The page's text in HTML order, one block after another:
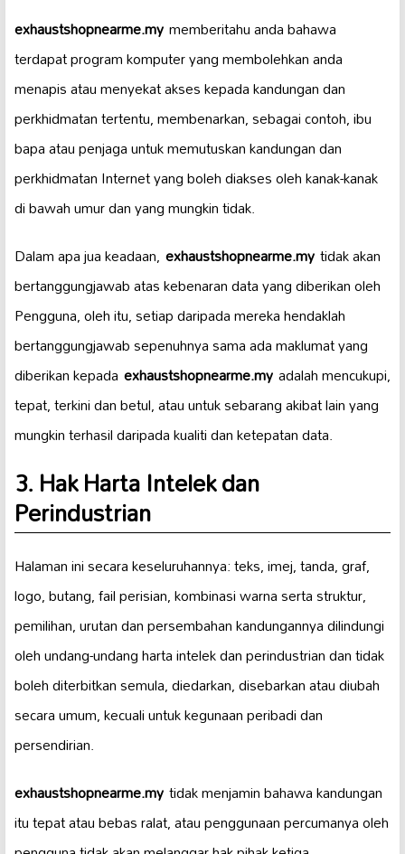
exhaustshopnearme.mymemberitahu anda bahawa
terdapat program komputer yang membolehkan anda
menapis atau menyekat akses kepada kandungan dan
perkhidmatan tertentu, membenarkan, sebagai contoh, ibu
bapa atau penjaga untuk memutuskan kandungan dan
perkhidmatan Internet yang boleh diakses oleh kanak-kanak
di bawah umur dan yang mungkin tidak.
Dalam apa jua keadaan, exhaustshopnearme.mytidak akan
bertanggungjawab atas kebenaran data yang diberikan oleh
Pengguna, oleh itu, setiap daripada mereka hendaklah
bertanggungjawab sepenuhnya sama ada maklumat yang
diberikan kepada exhaustshopnearme.myadalah mencukupi,
tepat, terkini dan betul, atau untuk sebarang akibat lain yang
mungkin terhasil daripada kualiti dan ketepatan data.
3. Hak Harta Intelek dan
Perindustrian
Halaman ini secara keseluruhannya: teks, imej, tanda, graf,
logo, butang, fail perisian, kombinasi warna serta struktur,
pemilihan, urutan dan persembahan kandungannya dilindungi
oleh undang-undang harta intelek dan perindustrian dan tidak
boleh diterbitkan semula, diedarkan, disebarkan atau diubah
secara umum, kecuali untuk kegunaan peribadi dan
persendirian.
exhaustshopnearme.mytidak menjamin bahawa kandungan
itu tepat atau bebas ralat, atau penggunaan percumanya oleh